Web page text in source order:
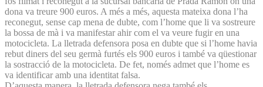
dona va treure 900 euros. A més a més, aquesta mateixa dona l’ha
reconegut, sense cap mena de dubte, com l’home que li va sostreure
la bossa de mà i va manifestar ahir com el va veure fugir en una
motocicleta. La lletrada defensora posa en dubte que si l’home havia
rebut diners del seu germà furtés els 900 euros i també va qüestionar
la sostracció de la motocicleta. De fet, només admet que l’home es
va identificar amb una identitat falsa.